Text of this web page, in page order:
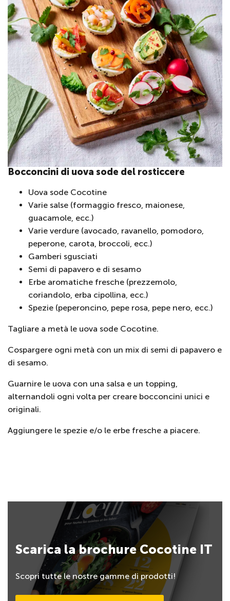
Bocconcini di uova sode del rosticcere
Uova sode Cocotine
Varie salse (formaggio fresco, maionese,
guacamole, ecc.)
Varie verdure (avocado, ravanello, pomodoro,
peperone, carota, broccoli, ecc.)
Gamberi sgusciati
Semi di papavero e di sesamo
Erbe aromatiche fresche (prezzemolo,
coriandolo, erba cipollina, ecc.)
Spezie (peperoncino, pepe rosa, pepe nero, ecc.)
Tagliare a metà le uova sode Cocotine.
Cospargere ogni metà con un mix di semi di papavero e
di sesamo.
Guarnire le uova con una salsa e un topping,
alternandoli ogni volta per creare bocconcini unici e
originali.
Aggiungere le spezie e/o le erbe fresche a piacere.
Scarica la brochure Cocotine IT
Scopri tutte le nostre gamme di prodotti!